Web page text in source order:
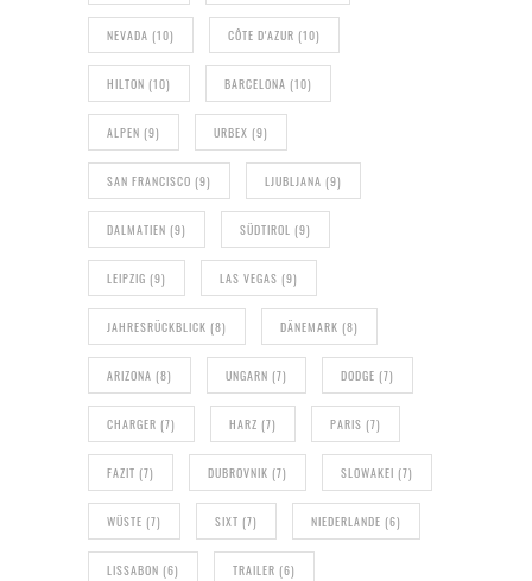
NEVADA (10) CÔTE D'AZUR (10)
HILTON (10) BARCELONA (10)
ALPEN (9) URBEX (9)
SAN FRANCISCO (9) LJUBLJANA (9)
DALMATIEN (9) SÜDTIROL (9)
LEIPZIG (9) LAS VEGAS (9)
JAHRESRÜCKBLICK (8) DÄNEMARK (8)
ARIZONA (8) UNGARN (7) DODGE (7)
CHARGER (7) HARZ (7) PARIS (7)
FAZIT (7) DUBROVNIK (7) SLOWAKEI (7)
WÜSTE (7) SIXT (7) NIEDERLANDE (6)
LISSABON (6) TRAILER (6)